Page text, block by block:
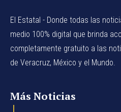
El Estatal - Donde todas las
medio 100% digital que brinda
completamente gratuito a las
de Veracruz, México y el Mundo.
Más Noticias